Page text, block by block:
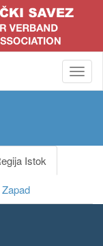
Istok